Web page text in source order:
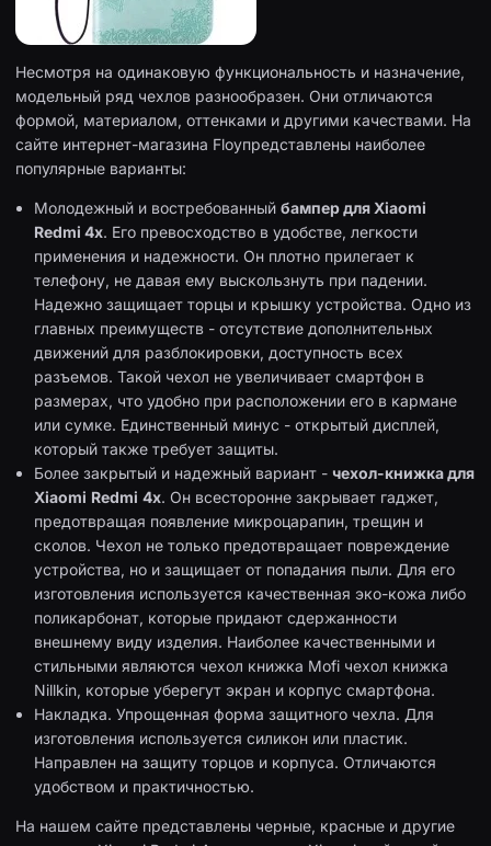
Несмотря на одинаковую функциональность и назначение,
модельный ряд чехлов разнообразен. Они отличаются
формой, материалом, оттенками и другими качествами. На
сайте интернет-магазина Floyпредставлены наиболее
популярные варианты:
Молодежный и востребованный бампер для Xiaomi
Redmi 4x. Его превосходство в удобстве, легкости
применения и надежности. Он плотно прилегает к
телефону, не давая ему выскользнуть при падении.
Надежно защищает торцы и крышку устройства. Одно из
главных преимуществ - отсутствие дополнительных
движений для разблокировки, доступность всех
разъемов. Такой чехол не увеличивает смартфон в
размерах, что удобно при расположении его в кармане
или сумке. Единственный минус - открытый дисплей,
который также требует защиты.
Более закрытый и надежный вариант - чехол-книжка для
Xiaomi Redmi 4x. Он всесторонне закрывает гаджет,
предотвращая появление микроцарапин, трещин и
сколов. Чехол не только предотвращает повреждение
устройства, но и защищает от попадания пыли. Для его
изготовления используется качественная эко-кожа либо
поликарбонат, которые придают сдержанности
внешнему виду изделия. Наиболее качественными и
стильными являются чехол книжка Mofi чехол книжка
Nillkin, которые уберегут экран и корпус смартфона.
Накладка. Упрощенная форма защитного чехла. Для
изготовления используется силикон или пластик.
Направлен на защиту торцов и корпуса. Отличаются
удобством и практичностью.
На нашем сайте представлены черные, красные и другие